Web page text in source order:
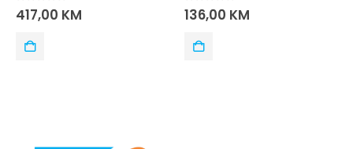
0out of 5
417,00 KM 0out of 5
136,00 KM